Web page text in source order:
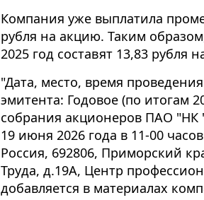
Компания уже выплатила
рубля на акцию. Таким
2025 год составят 13,83 рубля
"Дата, место, время
эмитента: Годовое (по итогам
собрания акционеров ПАО "НК
19 июня 2026 года в 11-00
Россия, 692806, Приморский
Труда, д.19А, Центр
добавляется в материалах